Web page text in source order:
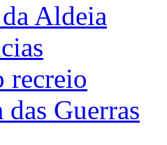
Aldeia
recreio
Guerras